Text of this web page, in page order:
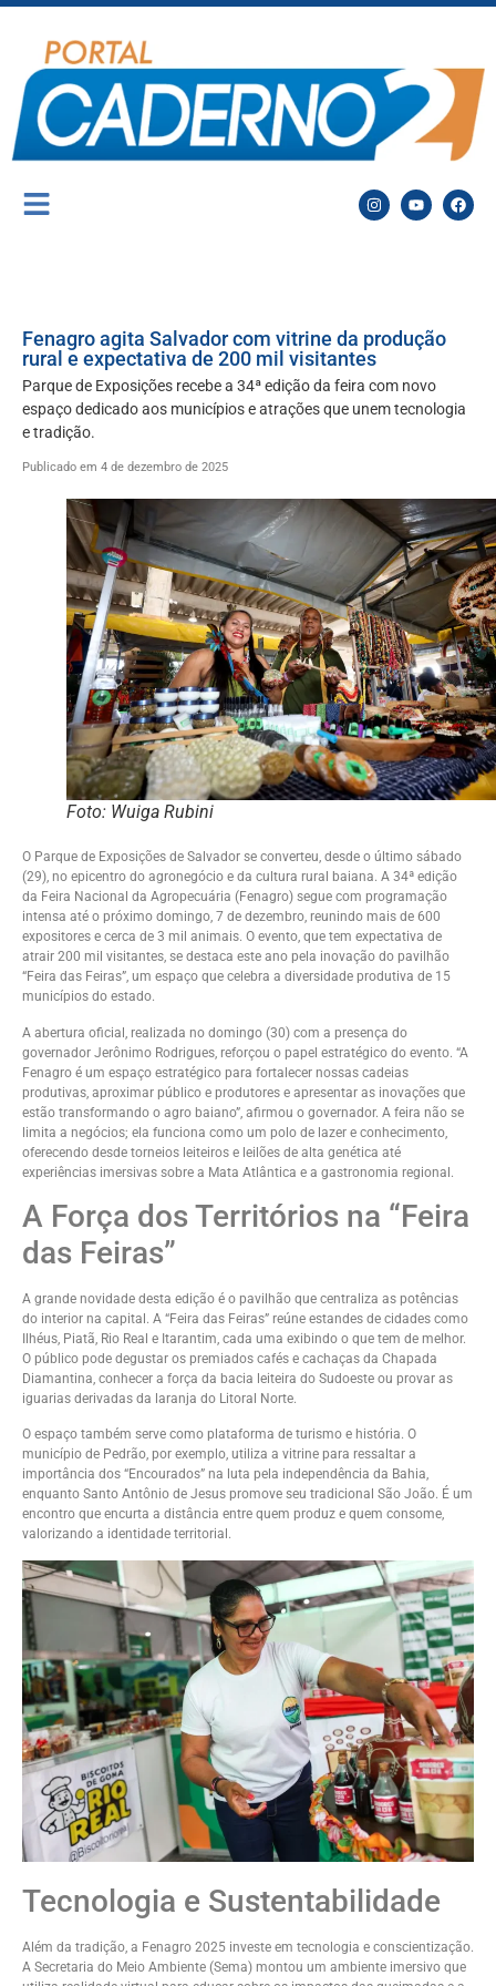
Fenagro agita Salvador com vitrine da produção
rural e expectativa de 200 mil visitantes
Parque de Exposições recebe a 34ª edição da feira com novo
espaço dedicado aos municípios e atrações que unem tecnologia
e tradição.
Publicado em 4 de dezembro de 2025
Foto: Wuiga Rubini
O Parque de Exposições de Salvador se converteu, desde o último sábado
(29), no epicentro do agronegócio e da cultura rural baiana. A 34ª edição
da Feira Nacional da Agropecuária (Fenagro) segue com programação
intensa até o próximo domingo, 7 de dezembro, reunindo mais de 600
expositores e cerca de 3 mil animais. O evento, que tem expectativa de
atrair 200 mil visitantes, se destaca este ano pela inovação do pavilhão
“Feira das Feiras”, um espaço que celebra a diversidade produtiva de 15
municípios do estado.
A abertura oficial, realizada no domingo (30) com a presença do
governador Jerônimo Rodrigues, reforçou o papel estratégico do evento. “A
Fenagro é um espaço estratégico para fortalecer nossas cadeias
produtivas, aproximar público e produtores e apresentar as inovações que
estão transformando o agro baiano”, afirmou o governador. A feira não se
limita a negócios; ela funciona como um polo de lazer e conhecimento,
oferecendo desde torneios leiteiros e leilões de alta genética até
experiências imersivas sobre a Mata Atlântica e a gastronomia regional.
A Força dos Territórios na “Feira
das Feiras”
A grande novidade desta edição é o pavilhão que centraliza as potências
do interior na capital. A “Feira das Feiras” reúne estandes de cidades como
Ilhéus, Piatã, Rio Real e Itarantim, cada uma exibindo o que tem de melhor.
O público pode degustar os premiados cafés e cachaças da Chapada
Diamantina, conhecer a força da bacia leiteira do Sudoeste ou provar as
iguarias derivadas da laranja do Litoral Norte.
O espaço também serve como plataforma de turismo e história. O
município de Pedrão, por exemplo, utiliza a vitrine para ressaltar a
importância dos “Encourados” na luta pela independência da Bahia,
enquanto Santo Antônio de Jesus promove seu tradicional São João. É um
encontro que encurta a distância entre quem produz e quem consome,
valorizando a identidade territorial.
Tecnologia e Sustentabilidade
Além da tradição, a Fenagro 2025 investe em tecnologia e conscientização.
A Secretaria do Meio Ambiente (Sema) montou um ambiente imersivo que